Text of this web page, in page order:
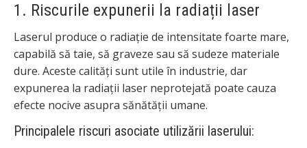
1. Riscurile expunerii la radiații laser
Laserul produce o radiație de intensitate foarte mare,
capabilă să taie, să graveze sau să sudeze materiale
dure. Aceste calități sunt utile în industrie, dar
expunerea la radiații laser neprotejată poate cauza
efecte nocive asupra sănătății umane.
Principalele riscuri asociate utilizării laserului: